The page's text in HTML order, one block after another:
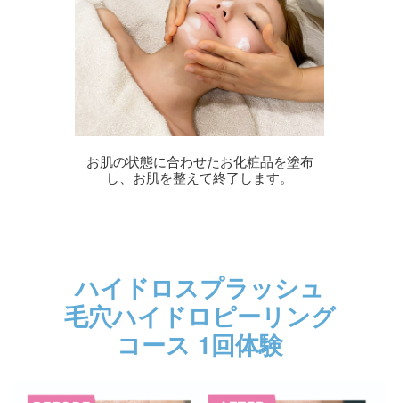
お肌の状態に合わせたお化粧品を塗布
し、お肌を整えて終了します。
ハイドロスプラッシュ
毛穴ハイドロピーリング
コース 1回体験